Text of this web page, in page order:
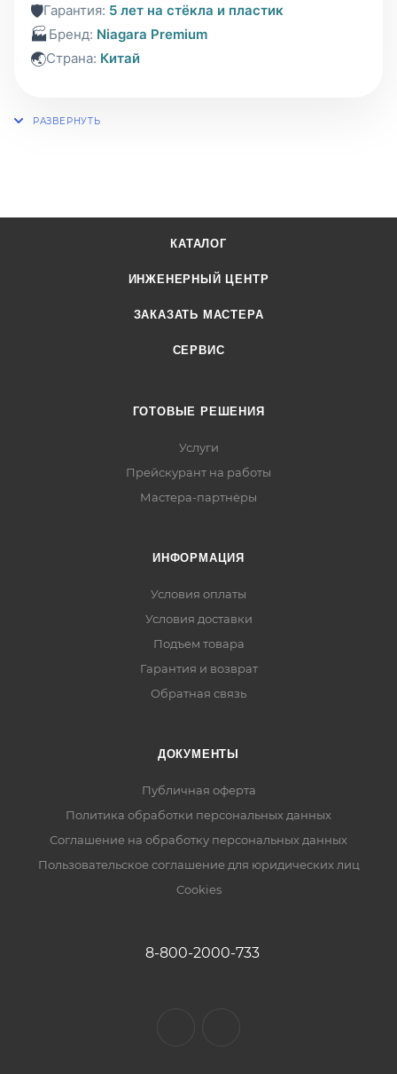
🛡️Гарантия: 5 лет на стёкла и пластик
🏭 Бренд: Niagara Premium
🌏Страна: Китай
КАТАЛОГ
ИНЖЕНЕРНЫЙ ЦЕНТР
ЗАКАЗАТЬ МАСТЕРА
СЕРВИС
ГОТОВЫЕ РЕШЕНИЯ
Услуги
Прейскурант на работы
Мастера-партнёры
ИНФОРМАЦИЯ
Условия оплаты
Условия доставки
Подъем товара
Гарантия и возврат
Обратная связь
ДОКУМЕНТЫ
Публичная оферта
Политика обработки персональных данных
Соглашение на обработку персональных данных
Пользовательское соглашение для юридических лиц
Cookies
8-800-2000-733